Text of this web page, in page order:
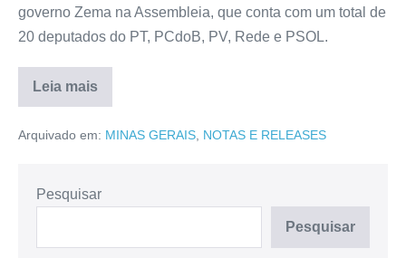
governo Zema na Assembleia, que conta com um total de
20 deputados do PT, PCdoB, PV, Rede e PSOL.
Leia mais
Arquivado em: MINAS GERAIS, NOTAS E RELEASES
Pesquisar
Pesquisar